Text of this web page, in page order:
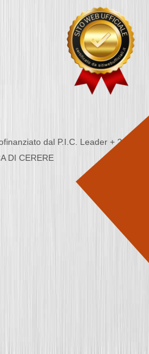
dal P.I.C. Leader + 2000/
DI CERERE